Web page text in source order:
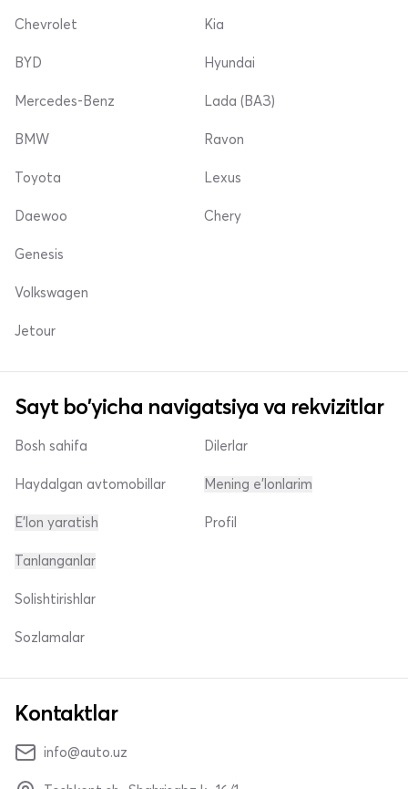
Chevrolet
BYD
Mercedes-Benz
Kia
Hyundai
Lada (ВАЗ)
BMW
Toyota
Daewoo
Ravon
Lexus
Chery
Genesis
Volkswagen
Jetour
Sayt bo'yicha navigatsiya va rekvizitlar
Bosh sahifa
Haydalgan avtomobillar
E'lon yaratish
Dilerlar
Mening e'lonlarim
Profil
Tanlanganlar
Solishtirishlar
Sozlamalar
Kontaktlar
info@auto.uz